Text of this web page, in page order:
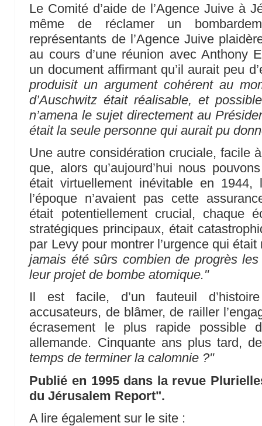
Le Comité d’aide de l’Agence Juive à
même de réclamer un
représentants de l’Agence Juive
au cours d’une réunion avec Anthony
un document affirmant qu’il aurait peu
produisit un argument cohérent au
d’Auschwitz était réalisable, et
n’amena le sujet directement au
était la seule personne qui aurait pu
Une autre considération cruciale, facile
que, alors qu’aujourd’hui nous
était virtuellement inévitable en 1944,
l’époque n’avaient pas cette
était potentiellement crucial, chaque
stratégiques principaux, était
par Levy pour montrer l’urgence qui
jamais été sûrs combien de progrès
leur projet de bombe atomique."
Il est facile, d’un fauteuil
accusateurs, de blâmer, de railler
écrasement le plus rapide possible
allemande. Cinquante ans plus tard,
temps de terminer la calomnie ?"
Publié en 1995 dans la revue
du Jérusalem Report".
A lire également sur le site :